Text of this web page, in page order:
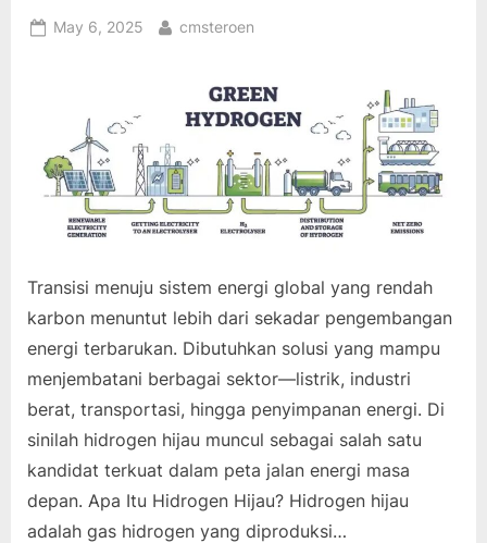
Posted
May 6, 2025 By
cmsteroen
Transisi menuju sistem energi global yang rendah
karbon menuntut lebih dari sekadar pengembangan
energi terbarukan. Dibutuhkan solusi yang mampu
menjembatani berbagai sektor—listrik, industri
berat, transportasi, hingga penyimpanan energi. Di
sinilah hidrogen hijau muncul sebagai salah satu
kandidat terkuat dalam peta jalan energi masa
depan. Apa Itu Hidrogen Hijau? Hidrogen hijau
adalah gas hidrogen yang diproduksi…